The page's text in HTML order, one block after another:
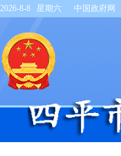
2026-8-8 星期六 中国政府网